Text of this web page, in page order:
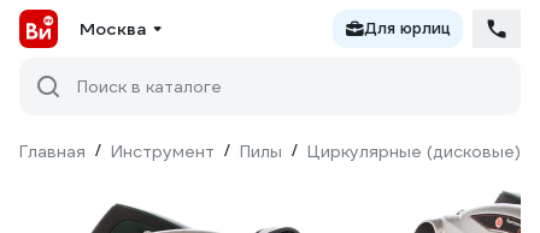
Москва Для юрлиц
Поиск в каталоге
Главная / Инструмент / Пилы / Циркулярные (дисковые)